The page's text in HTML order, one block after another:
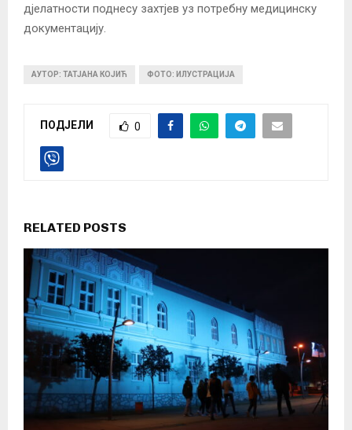
дјелатности поднесу захтјев уз потребну медицинску
документацију.
АУТОР: ТАТЈАНА КОЈИЋ ФОТО: ИЛУСТРАЦИЈА
ПОДЈЕЛИ 0
RELATED POSTS